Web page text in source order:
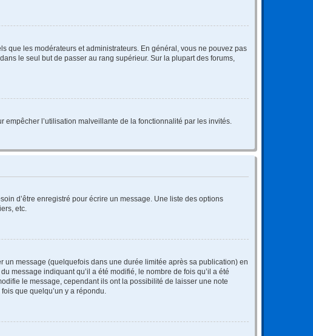
que les modérateurs et administrateurs. En général, vous ne pouvez pas
le seul but de passer au rang supérieur. Sur la plupart des forums,
l’utilisation malveillante de la fonctionnalité par les invités.
d’être enregistré pour écrire un message. Une liste des options
etc.
un message (quelquefois dans une durée limitée après sa publication) en
message indiquant qu’il a été modifié, le nombre de fois qu’il a été
le message, cependant ils ont la possibilité de laisser une note
que quelqu’un y a répondu.